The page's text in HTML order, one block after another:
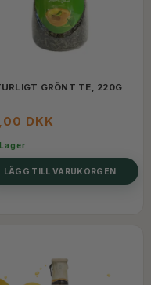
GRÖNT TE, 220G
DKK
Lager
LÄGG TILL VARUKORGEN